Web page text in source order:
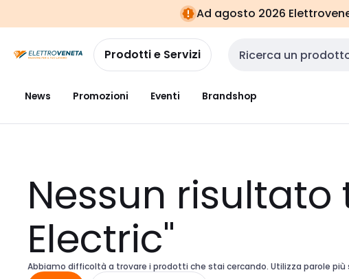
navigazionealla
pagina
Ad agosto 2026
Prodotti e Servizi Cerca input
News Promozioni Eventi Brandshop
Nessun
Electric"
Abbiamo difficoltà a trovare i prodotti che stai cercando. Utilizza parole